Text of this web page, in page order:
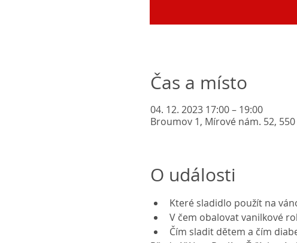
Čas a místo
04. 12. 2023 17:00 – 19:00
Broumov 1, Mírové nám. 52,
O události
Které sladidlo použít na
V čem obalovat vanilkové
Čím sladit dětem a čím